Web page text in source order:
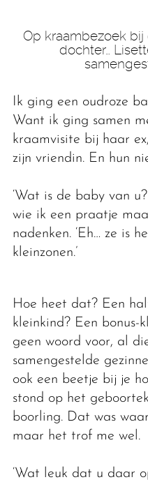
Op kraambezoek
dochter…
Ik ging een oudroze
Want ik ging samen
kraamvisite bij haar
zijn vriendin. En hun
‘Wat is de baby van
wie ik een praatje
nadenken. ‘Eh… ze is
kleinzonen.’
Hoe heet dat? Een
kleinkind? Een bonus-
geen woord voor, al
samengestelde
ook een beetje bij je
stond op het
boorling. Dat was
maar het trof me wel.
‘Wat leuk dat u daar